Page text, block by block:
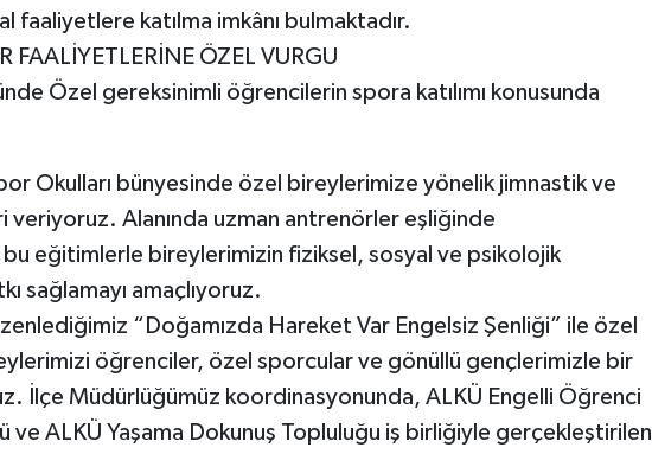
faaliyetlere katılma imkânı bulmaktadır.
FAALİYETLERİNE ÖZEL VURGU
Özel gereksinimli öğrencilerin spora katılımı konusunda
Okulları bünyesinde özel bireylerimize yönelik jimnastik ve
veriyoruz. Alanında uzman antrenörler eşliğinde
eğitimlerle bireylerimizin fiziksel, sosyal ve psikolojik
sağlamayı amaçlıyoruz.
“Doğamızda Hareket Var Engelsiz Şenliği” ile özel
öğrenciler, özel sporcular ve gönüllü gençlerimizle bir
İlçe Müdürlüğümüz koordinasyonunda, ALKÜ Engelli Öğrenci
ve ALKÜ Yaşama Dokunuş Topluluğu iş birliğiyle gerçekleştirilen